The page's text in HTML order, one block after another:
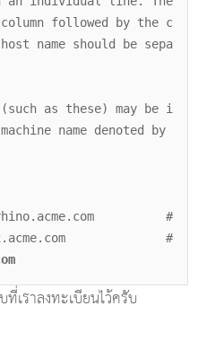
followed by the
name should be
as these) may be
name denoted by a
#
# x
ที่เราลงทะเบียนไว้ครับ